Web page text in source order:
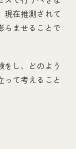
現在推測されて
らませることで
し、どのよう
て考えること